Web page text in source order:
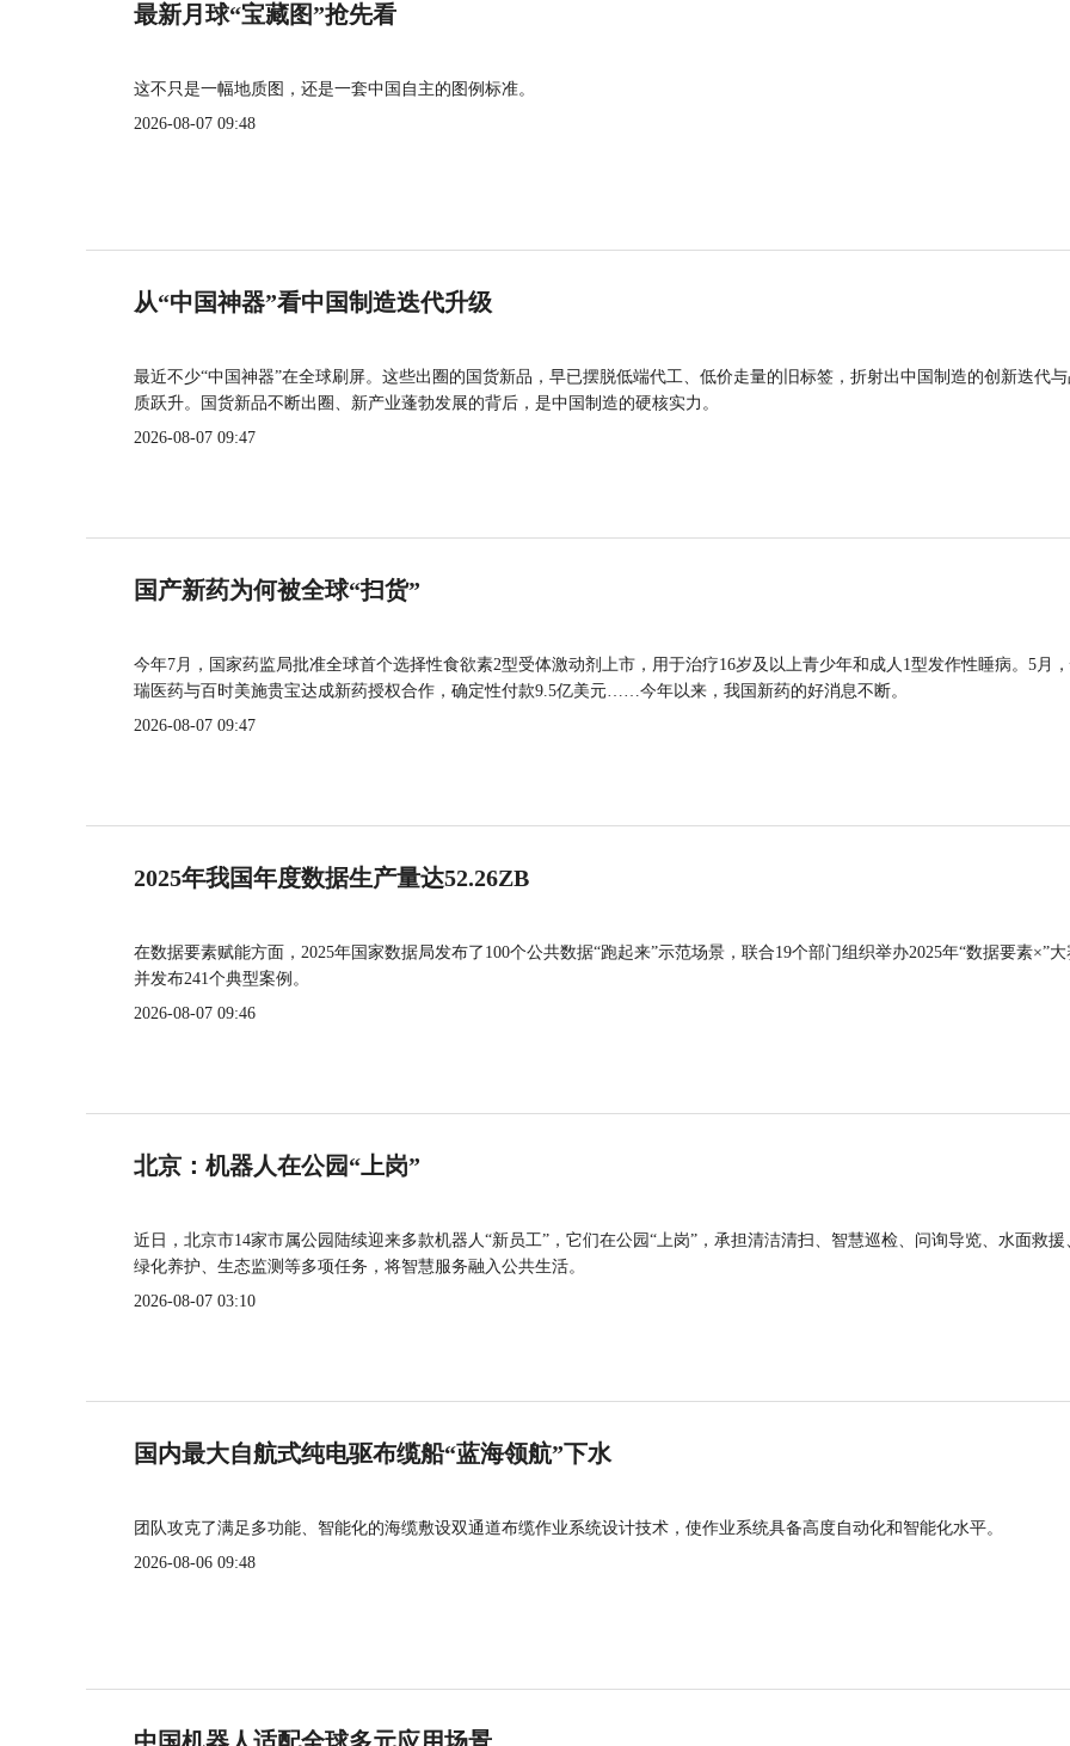
最新月球“宝藏图”抢先看
这不只是一幅地质图，还是一套中国自主的图例标准。
2026-08-07 09:48
从“中国神器”看中国制造迭代升级
最近不少“中国神器”在全球刷屏。这些出圈的国货新品，早已摆脱低端代工、低价走量的旧标签，折射出中国制造的创新迭代
质跃升。国货新品不断出圈、新产业蓬勃发展的背后，是中国制造的硬核实力。
2026-08-07 09:47
国产新药为何被全球“扫货”
今年7月，国家药监局批准全球首个选择性食欲素2型受体激动剂上市，用于治疗16岁及以上青少年和成人1型发作性睡病。5月
瑞医药与百时美施贵宝达成新药授权合作，确定性付款9.5亿美元……今年以来，我国新药的好消息不断。
2026-08-07 09:47
2025年我国年度数据生产量达52.26ZB
在数据要素赋能方面，2025年国家数据局发布了100个公共数据“跑起来”示范场景，联合19个部门组织举办2025年“数据要素×”大
并发布241个典型案例。
2026-08-07 09:46
北京：机器人在公园“上岗”
近日，北京市14家市属公园陆续迎来多款机器人“新员工”，它们在公园“上岗”，承担清洁清扫、智慧巡检、问询导览、水面救援
绿化养护、生态监测等多项任务，将智慧服务融入公共生活。
2026-08-07 03:10
国内最大自航式纯电驱布缆船“蓝海领航”下水
团队攻克了满足多功能、智能化的海缆敷设双通道布缆作业系统设计技术，使作业系统具备高度自动化和智能化水平。
2026-08-06 09:48